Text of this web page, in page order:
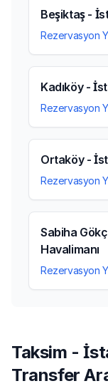
Beşiktaş -
Rezervasyon
Kadıköy -
Rezervasyon
Ortaköy -
Rezervasyon
Sabiha
Havalimanı
Rezervasyon
Taksim -
Transfer